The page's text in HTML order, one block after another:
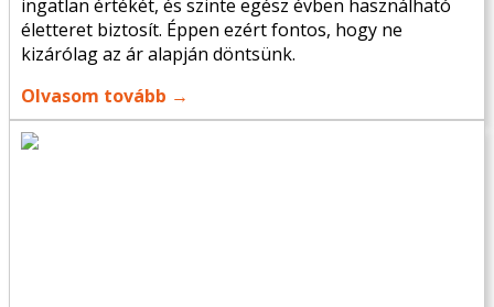
ingatlan értékét, és szinte egész évben használható
életteret biztosít. Éppen ezért fontos, hogy ne
kizárólag az ár alapján döntsünk.
Olvasom tovább →